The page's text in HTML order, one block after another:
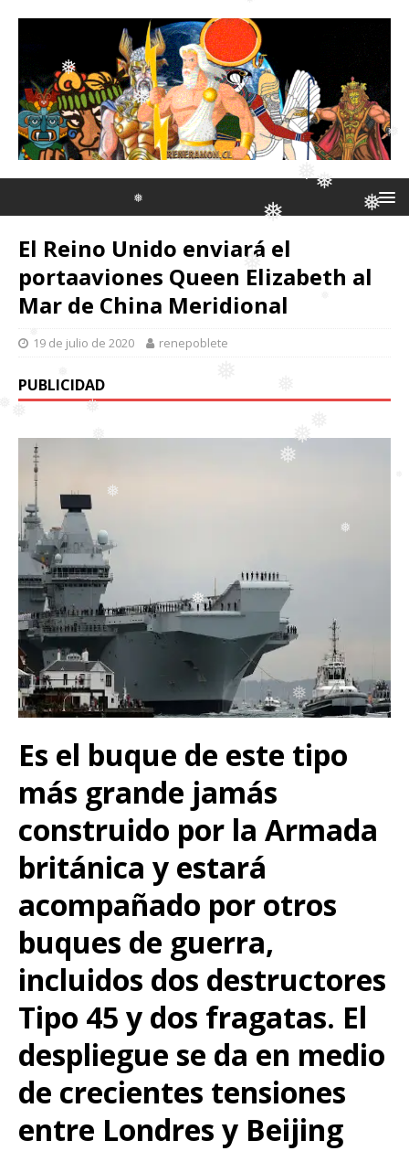
❅
❅
❅
❅
❅ ❅
❅
❅
❅
❅
❅
❅
❅
❅
❅
El Reino Unido enviará el
portaaviones Queen Elizabeth al
Mar de China Meridional
19 de julio de 2020 renepoblete
PUBLICIDAD
Es el buque de este tipo
más grande jamás
construido por la Armada
británica y estará
acompañado por otros
buques de guerra,
incluidos dos destructores
Tipo 45 y dos fragatas. El
despliegue se da en medio
de crecientes tensiones
entre Londres y Beijing